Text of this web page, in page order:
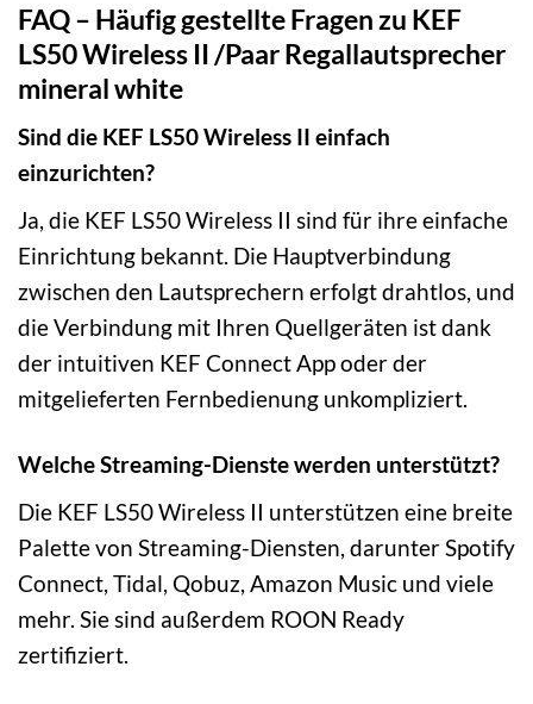
FAQ – Häufig gestellte Fragen zu KEF
LS50 Wireless II /Paar Regallautsprecher
mineral white
Sind die KEF LS50 Wireless II einfach
einzurichten?
Ja, die KEF LS50 Wireless II sind für ihre einfache
Einrichtung bekannt. Die Hauptverbindung
zwischen den Lautsprechern erfolgt drahtlos, und
die Verbindung mit Ihren Quellgeräten ist dank
der intuitiven KEF Connect App oder der
mitgelieferten Fernbedienung unkompliziert.
Welche Streaming-Dienste werden unterstützt?
Die KEF LS50 Wireless II unterstützen eine breite
Palette von Streaming-Diensten, darunter Spotify
Connect, Tidal, Qobuz, Amazon Music und viele
mehr. Sie sind außerdem ROON Ready
zertifiziert.